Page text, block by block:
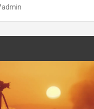
admin